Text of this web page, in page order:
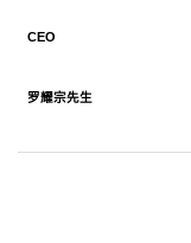
CEO
罗耀宗先生